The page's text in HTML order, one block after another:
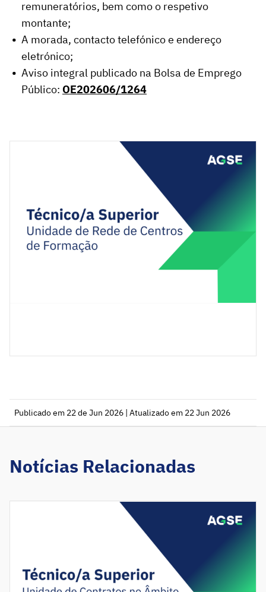
remuneratórios, bem como o respetivo
montante;
A morada, contacto telefónico e endereço
eletrónico;
Aviso integral publicado na Bolsa de Emprego
Público: OE202606/1264
Publicado em 22 de Jun 2026 | Atualizado em 22 Jun 2026
Notícias Relacionadas